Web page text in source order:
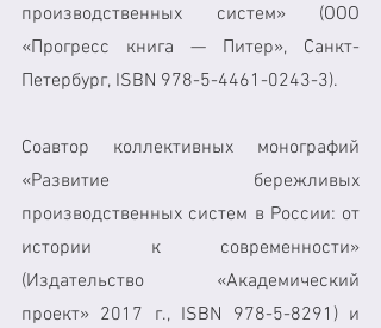
производственных систем» (ООО
«Прогресс книга — Питер», Санкт-
Петербург, ISBN 978-5-4461-0243-3).
Соавтор коллективных монографий
«Развитие бережливых
производственных систем в России: от
истории к современности»
(Издательство «Академический
проект» 2017 г., ISBN 978-5-8291) и